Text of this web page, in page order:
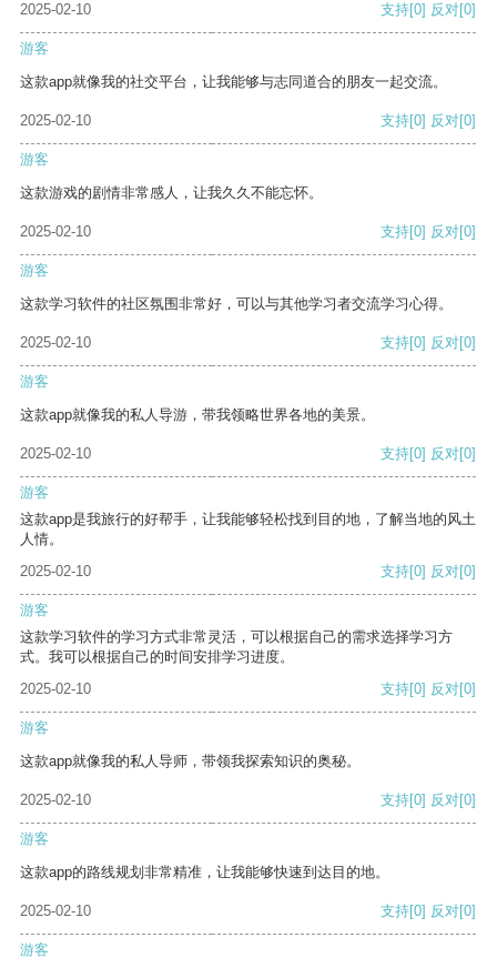
2025-02-10 支持[0] 反对[0]
游客
这款app就像我的社交平台，让我能够与志同道合的朋友一起交流。
2025-02-10 支持[0] 反对[0]
游客
这款游戏的剧情非常感人，让我久久不能忘怀。
2025-02-10 支持[0] 反对[0]
游客
这款学习软件的社区氛围非常好，可以与其他学习者交流学习心得。
2025-02-10 支持[0] 反对[0]
游客
这款app就像我的私人导游，带我领略世界各地的美景。
2025-02-10 支持[0] 反对[0]
游客
这款app是我旅行的好帮手，让我能够轻松找到目的地，了解当地的风土
人情。
2025-02-10
支持[0] 反对[0]
游客
这款学习软件的学习方式非常灵活，可以根据自己的需求选择学习方
式。我可以根据自己的时间安排学习进度。
2025-02-10
支持[0] 反对[0]
游客
这款app就像我的私人导师，带领我探索知识的奥秘。
2025-02-10 支持[0] 反对[0]
游客
这款app的路线规划非常精准，让我能够快速到达目的地。
2025-02-10 支持[0] 反对[0]
游客